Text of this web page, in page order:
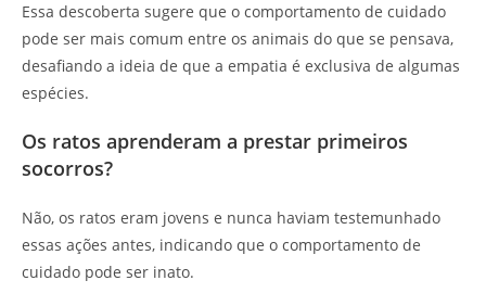
Essa descoberta sugere que o comportamento de cuidado
pode ser mais comum entre os animais do que se pensava,
desafiando a ideia de que a empatia é exclusiva de algumas
espécies.
Os ratos aprenderam a prestar primeiros
socorros?
Não, os ratos eram jovens e nunca haviam testemunhado
essas ações antes, indicando que o comportamento de
cuidado pode ser inato.